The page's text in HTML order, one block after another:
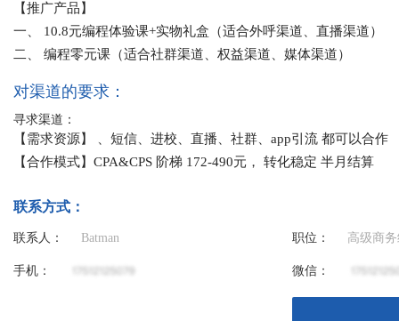
【推广产品】
一、 10.8元编程体验课+实物礼盒（适合外呼渠道、直播渠道）
二、 编程零元课（适合社群渠道、权益渠道、媒体渠道）
对渠道的要求：
寻求渠道：
【需求资源】 、短信、进校、直播、社群、app引流 都可以合作
【合作模式】CPA&CPS 阶梯 172-490元， 转化稳定 半月结算
联系方式：
联系人： Batman 职位： 高级商
手机： 微信：